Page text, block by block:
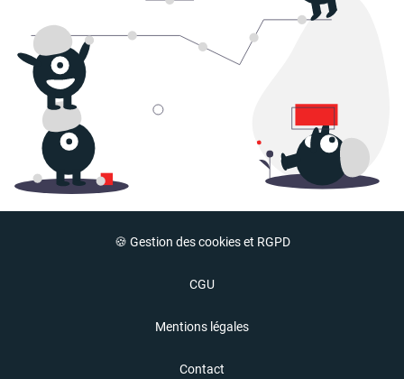
🍪 Gestion des cookies et RGPD
CGU
Mentions légales
Contact